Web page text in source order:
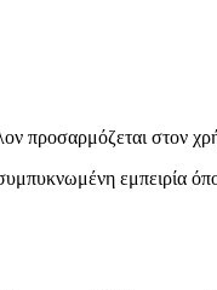
προσαρμόζεται στον
εμπειρία